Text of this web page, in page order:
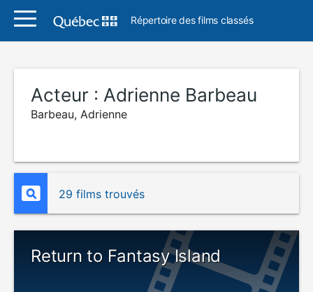
Répertoire des films classés
Acteur : Adrienne Barbeau
Barbeau, Adrienne
29 films trouvés
Return to Fantasy Island